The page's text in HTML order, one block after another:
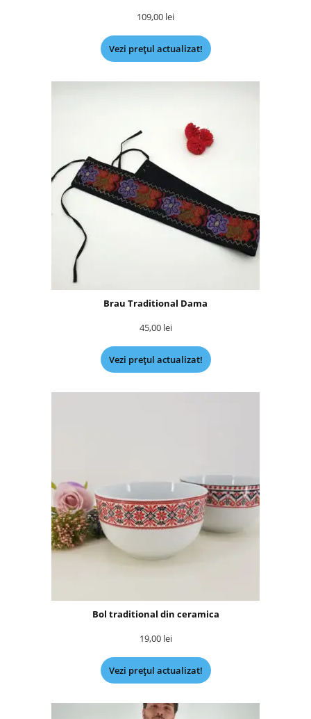
109,00 lei
Vezi prețul actualizat!
Brau Traditional Dama
45,00 lei
Vezi prețul actualizat!
Bol traditional din ceramica
19,00 lei
Vezi prețul actualizat!